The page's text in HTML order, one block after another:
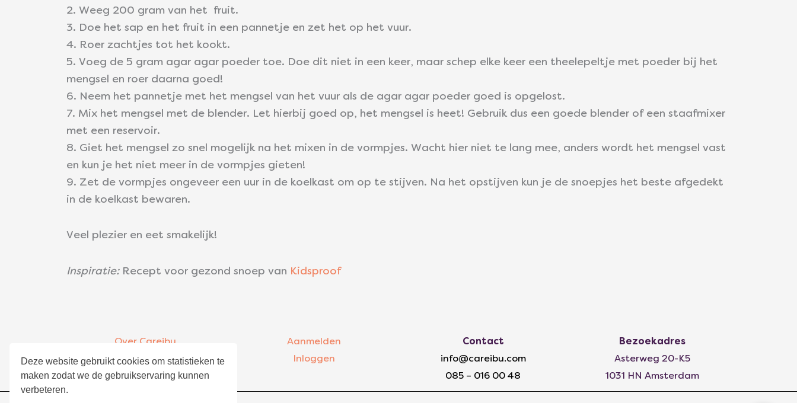
Deze website gebruikt cookies om statistieken te
maken zodat we de gebruikservaring kunnen
verbeteren.
2. Weeg 200 gram van het fruit.
3. Doe het sap en het fruit in een pannetje en zet het op het vuur.
4. Roer zachtjes tot het kookt.
5. Voeg de 5 gram agar agar poeder toe. Doe dit niet in een keer, maar schep elke keer een theelepeltje met poeder bij het
mengsel en roer daarna goed!
6. Neem het pannetje met het mengsel van het vuur als de agar agar poeder goed is opgelost.
7. Mix het mengsel met de blender. Let hierbij goed op, het mengsel is heet! Gebruik dus een goede blender of een staafmixer
met een reservoir.
8. Giet het mengsel zo snel mogelijk na het mixen in de vormpjes. Wacht hier niet te lang mee, anders wordt het mengsel vast
en kun je het niet meer in de vormpjes gieten!
9. Zet de vormpjes ongeveer een uur in de koelkast om op te stijven. Na het opstijven kun je de snoepjes het beste afgedekt
in de koelkast bewaren.
Veel plezier en eet smakelijk!
Inspiratie:Recept voor gezond snoep van Kidsproof
Over Careibu
Algemene voorwaarden
Privacyverklaring
Aanmelden
Inloggen
Contact
info@careibu.com
085 – 016 00 48
Bezoekadres
Asterweg 20-K5
1031 HN Amsterdam